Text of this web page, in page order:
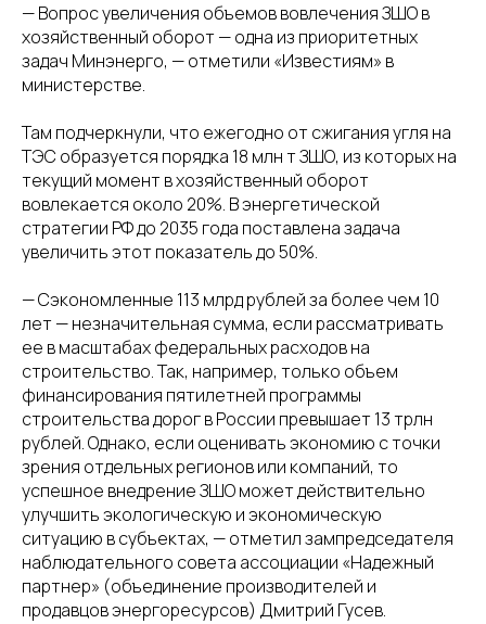
— Вопрос увеличения объемов вовлечения ЗШО в
хозяйственный оборот — одна из приоритетных
задач Минэнерго, — отметили «Известиям» в
министерстве.
Там подчеркнули, что ежегодно от сжигания угля на
ТЭС образуется порядка 18 млн т ЗШО, из которых на
текущий момент в хозяйственный оборот
вовлекается около 20%. В энергетической
стратегии РФ до 2035 года поставлена задача
увеличить этот показатель до 50%.
— Сэкономленные 113 млрд рублей за более чем 10
лет — незначительная сумма, если рассматривать
ее в масштабах федеральных расходов на
строительство. Так, например, только объем
финансирования пятилетней программы
строительства дорог в России превышает 13 трлн
рублей. Однако, если оценивать экономию с точки
зрения отдельных регионов или компаний, то
успешное внедрение ЗШО может действительно
улучшить экологическую и экономическую
ситуацию в субъектах, — отметил зампредседателя
наблюдательного совета ассоциации «Надежный
партнер» (объединение производителей и
продавцов энергоресурсов) Дмитрий Гусев.